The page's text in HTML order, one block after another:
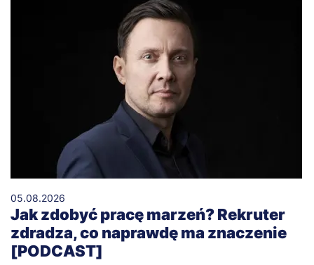
05.08.2026
Jak zdobyć pracę marzeń? Rekruter
zdradza, co naprawdę ma znaczenie
[PODCAST]